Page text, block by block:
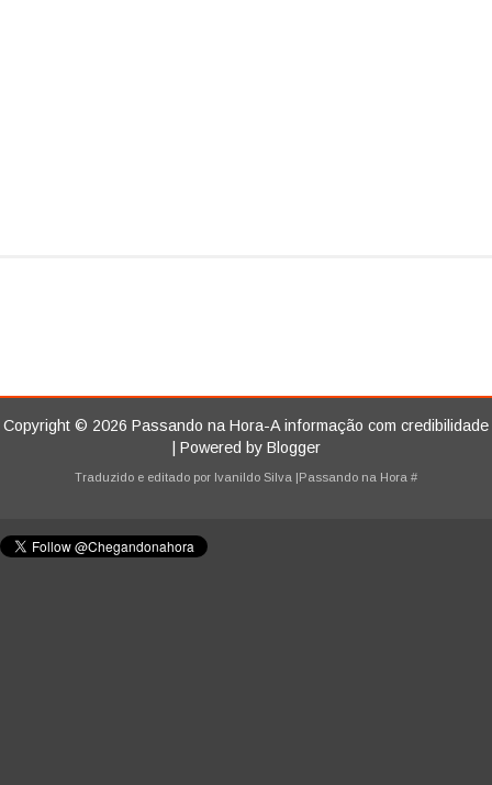
Copyright © 2026 Passando na Hora-A informação com credibilidade
| Powered by Blogger
Traduzido e editado por Ivanildo Silva |Passando na Hora #